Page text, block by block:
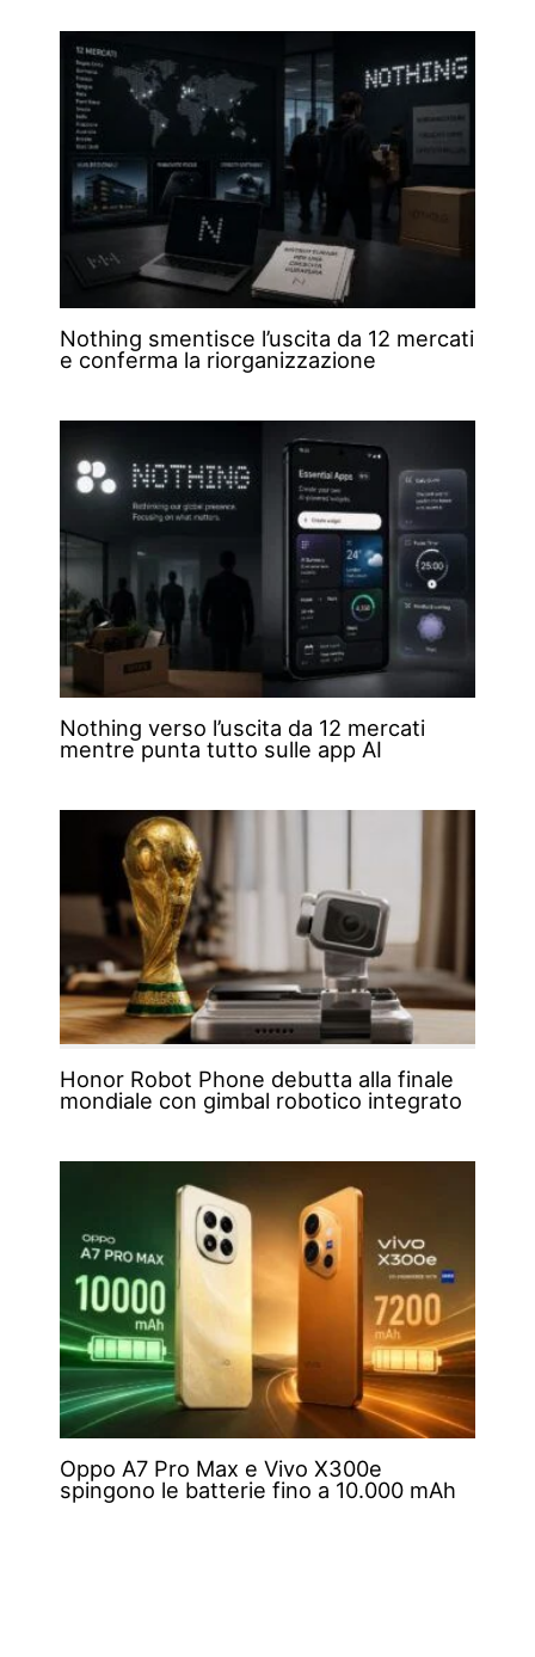
Nothing smentisce l’uscita da 12 mercati
e conferma la riorganizzazione
Nothing verso l’uscita da 12 mercati
mentre punta tutto sulle app AI
Honor Robot Phone debutta alla finale
mondiale con gimbal robotico integrato
Oppo A7 Pro Max e Vivo X300e
spingono le batterie fino a 10.000 mAh